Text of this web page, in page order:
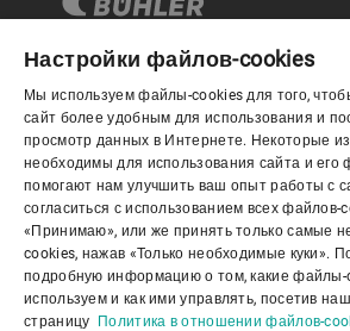
Корпоративное
О нас
Полезные ссылки
Настройки файлов-cookies
Мы используем файлы-cookies для того,
сайт более удобным для использования и
просмотр данных в Интернете. Некоторые
необходимы для использования сайта и его
помогают нам улучшить ваш опыт работы с
согласиться с использованием всех файлов-
«Принимаю», или же принять только самые
cookies, нажав «Только необходимые куки».
подробную информацию о том, какие
используем и как ими управлять, посетив
страницу Политика в отношении файлов-